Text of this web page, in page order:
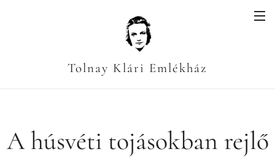
Tolnay Klári Emlékház
A húsvéti tojásokban rejlő